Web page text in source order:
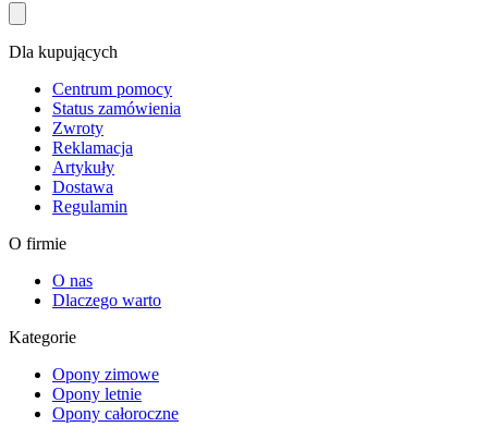
Dla kupujących
Centrum pomocy
Status zamówienia
Zwroty
Reklamacja
Artykuły
Dostawa
Regulamin
O firmie
O nas
Dlaczego warto
Kategorie
Opony zimowe
Opony letnie
Opony całoroczne